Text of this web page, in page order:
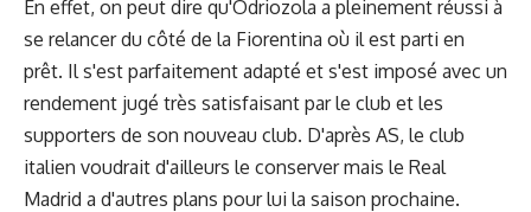
En effet, on peut dire qu'Odriozola a pleinement réussi à
se relancer du côté de la Fiorentina où il est parti en
prêt. Il s'est parfaitement adapté et s'est imposé avec un
rendement jugé très satisfaisant par le club et les
supporters de son nouveau club. D'après AS, le club
italien voudrait d'ailleurs le conserver mais le Real
Madrid a d'autres plans pour lui la saison prochaine.